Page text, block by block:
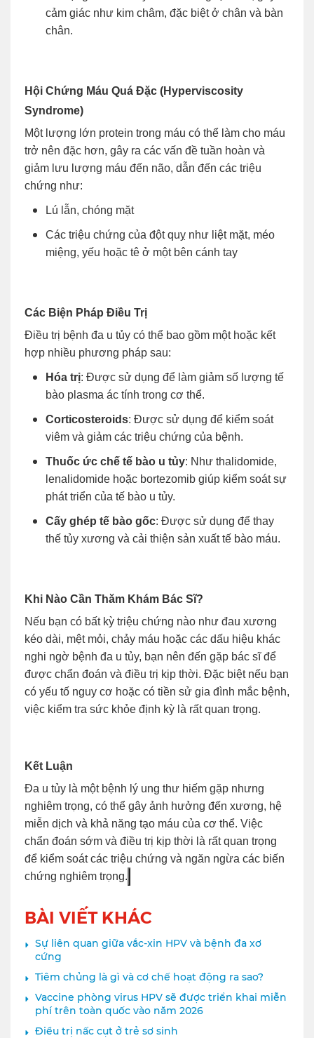
cảm giác như kim châm, đặc biệt ở chân và bàn
chân.
Hội Chứng Máu Quá Đặc (Hyperviscosity
Syndrome)
Một lượng lớn protein trong máu có thể làm cho máu
trở nên đặc hơn, gây ra các vấn đề tuần hoàn và
giảm lưu lượng máu đến não, dẫn đến các triệu
chứng như:
Lú lẫn, chóng mặt
Các triệu chứng của đột quỵ như liệt mặt, méo
miệng, yếu hoặc tê ở một bên cánh tay
Các Biện Pháp Điều Trị
Điều trị bệnh đa u tủy có thể bao gồm một hoặc kết
hợp nhiều phương pháp sau:
Hóa trị: Được sử dụng để làm giảm số lượng tế
bào plasma ác tính trong cơ thể.
Corticosteroids: Được sử dụng để kiểm soát
viêm và giảm các triệu chứng của bệnh.
Thuốc ức chế tế bào u tủy: Như thalidomide,
lenalidomide hoặc bortezomib giúp kiểm soát sự
phát triển của tế bào u tủy.
Cấy ghép tế bào gốc: Được sử dụng để thay
thế tủy xương và cải thiện sản xuất tế bào máu.
Khi Nào Cần Thăm Khám Bác Sĩ?
Nếu bạn có bất kỳ triệu chứng nào như đau xương
kéo dài, mệt mỏi, chảy máu hoặc các dấu hiệu khác
nghi ngờ bệnh đa u tủy, bạn nên đến gặp bác sĩ để
được chẩn đoán và điều trị kịp thời. Đặc biệt nếu bạn
có yếu tố nguy cơ hoặc có tiền sử gia đình mắc bệnh,
việc kiểm tra sức khỏe định kỳ là rất quan trọng.
Kết Luận
Đa u tủy là một bệnh lý ung thư hiếm gặp nhưng
nghiêm trọng, có thể gây ảnh hưởng đến xương, hệ
miễn dịch và khả năng tạo máu của cơ thể. Việc
chẩn đoán sớm và điều trị kịp thời là rất quan trọng
để kiểm soát các triệu chứng và ngăn ngừa các biến
chứng nghiêm trọng.
BÀI VIẾT KHÁC
Sự liên quan giữa vắc-xin HPV và bệnh đa xơ
cứng
Tiêm chủng là gì và cơ chế hoạt động ra sao?
Vaccine phòng virus HPV sẽ được triển khai miễn
phí trên toàn quốc vào năm 2026
Điều trị nấc cụt ở trẻ sơ sinh